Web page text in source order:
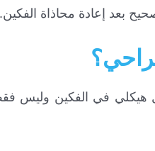
بعد إعادة محاذاة الفكين.
هيكلي في الفكين وليس